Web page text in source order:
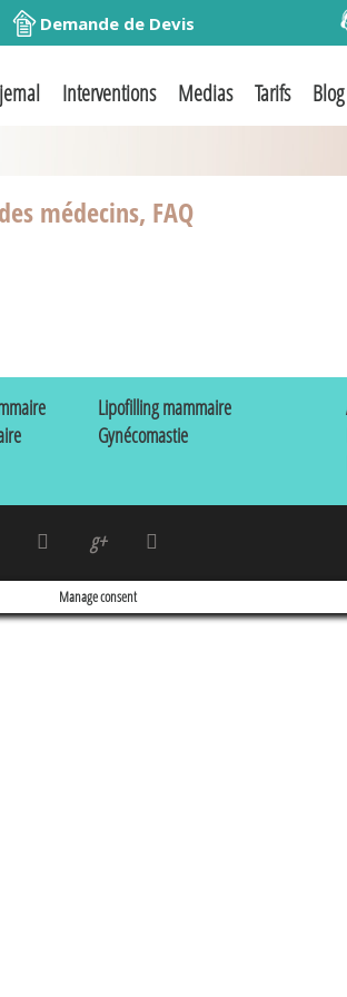
Demande de Devis
Interventions Medias Tarifs Blog
médecins, FAQ
Lipofilling mammaire
Gynécomastie
g+
Manage consent